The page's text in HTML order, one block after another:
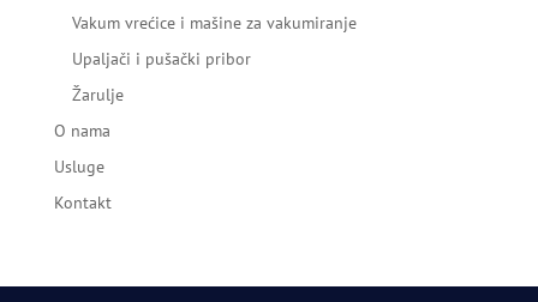
Vakum vrećice i mašine za vakumiranje
Upaljači i pušački pribor
Žarulje
O nama
Usluge
Kontakt